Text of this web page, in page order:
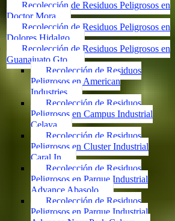
Recolección de Residuos Peligrosos en
Doctor Mora
Recolección de Residuos Peligrosos en
Dolores Hidalgo
Recolección de Residuos Peligrosos en
Guanajuato Gto.
Recolección de Residuos
Peligrosos en American
Industries
Recolección de Residuos
Peligrosos en Campus Industrial
Celaya
Recolección de Residuos
Peligrosos en Cluster Industrial
Caral In
Recolección de Residuos
Peligrosos en Parque Industrial
Advance Abasolo
Recolección de Residuos
Peligrosos en Parque Industrial